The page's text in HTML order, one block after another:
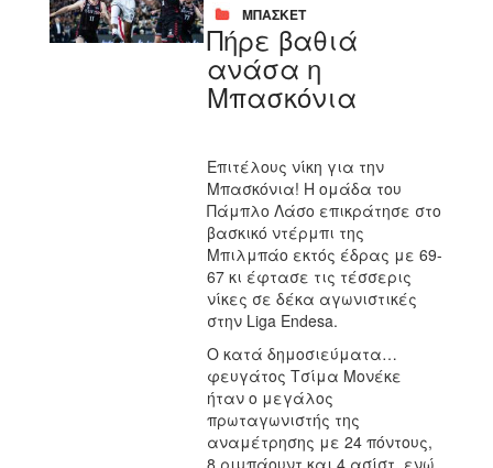
ΜΠΑΣΚΕΤ
Πήρε βαθιά
ανάσα η
Μπασκόνια
Επιτέλους νίκη για την
Μπασκόνια! Η ομάδα του
Πάμπλο Λάσο επικράτησε στο
βασκικό ντέρμπι της
Μπιλμπάο εκτός έδρας με 69-
67 κι έφτασε τις τέσσερις
νίκες σε δέκα αγωνιστικές
στην Liga Endesa.
Ο κατά δημοσιεύματα…
φευγάτος Τσίμα Μονέκε
ήταν ο μεγάλος
πρωταγωνιστής της
αναμέτρησης με 24 πόντους,